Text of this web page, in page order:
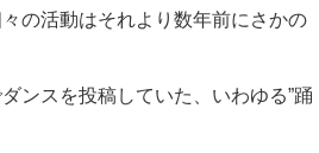
の活動はそれより数年前にさかの
ンスを投稿していた、いわゆる”踊